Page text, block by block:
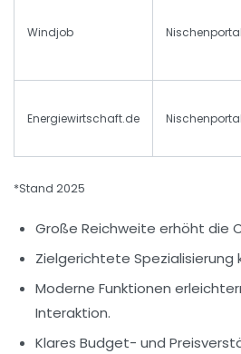
Windjob Nischenportal
Energiewirtschaft.de Nischenportal
*Stand 2025
Große Reichweite erhöht die
Zielgerichtete Spezialisierung
Moderne Funktionen
Interaktion.
Klares Budget- und